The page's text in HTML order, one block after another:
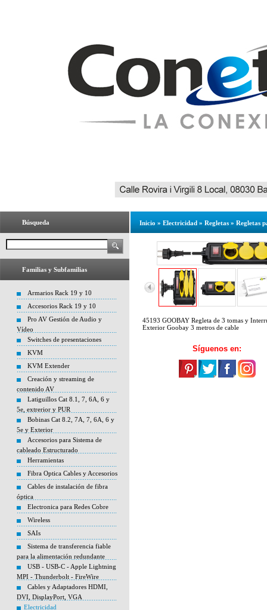
Búsqueda
Familias y Subfamilias
Armarios Rack 19 y 10
Accesorios Rack 19 y 10
Pro AV Gestión de Audio y
Vídeo
Switches de presentaciones
KVM
KVM Extender
Creación y streaming de
contenido AV
Latiguillos Cat 8.1, 7, 6A, 6 y
5e, extrerior y PUR
Bobinas Cat 8.2, 7A, 7, 6A, 6 y
5e y Exterior
Accesorios para Sistema de
cableado Estructurado
Herramientas
Fibra Optica Cables y Accesorios
Cables de instalación de fibra
óptica
Electronica para Redes Cobre
Wireless
SAIs
Sistema de transferencia fiable
para la alimentación redundante
USB - USB-C - Apple Lightning
MPI - Thunderbolt - FireWire
Cables y Adaptadores HDMI,
DVI, DisplayPort, VGA
Electricidad
Inicio » Electricidad » Regletas » Regletas
45193 GOOBAY Regleta de 3 tomas y
Exterior Goobay 3 metros de cable
Síguenos en: